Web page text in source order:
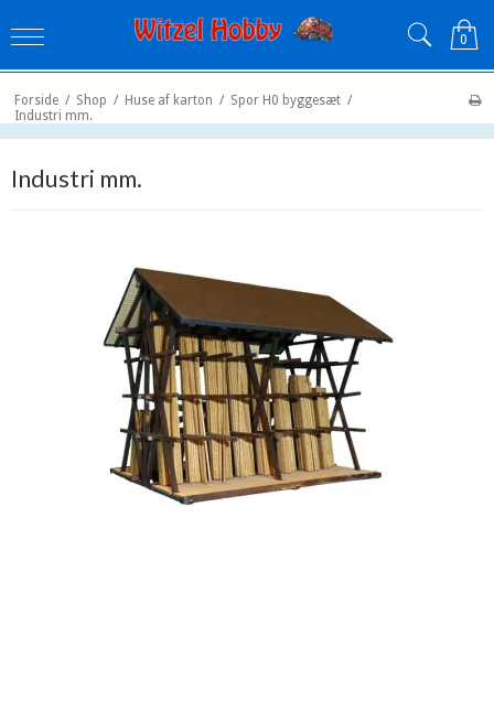
0
Forside / Shop / Huse af karton / Spor H0 byggesæt /
Industri mm.
Industri mm.